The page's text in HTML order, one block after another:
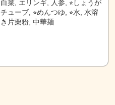
白菜, エリンギ, 人参, ⭐︎しょうが
チューブ, ⭐︎めんつゆ, ⭐︎水, 水溶
き片栗粉, 中華麺